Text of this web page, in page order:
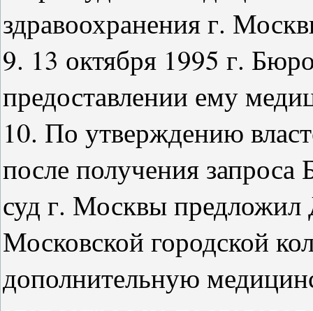
здравоохранения г.
9. 13 октября 1995 г.
предоставлении ему
10. По утверждению
после получения
суд г. Москвы предложил
Московской городской
дополнительную